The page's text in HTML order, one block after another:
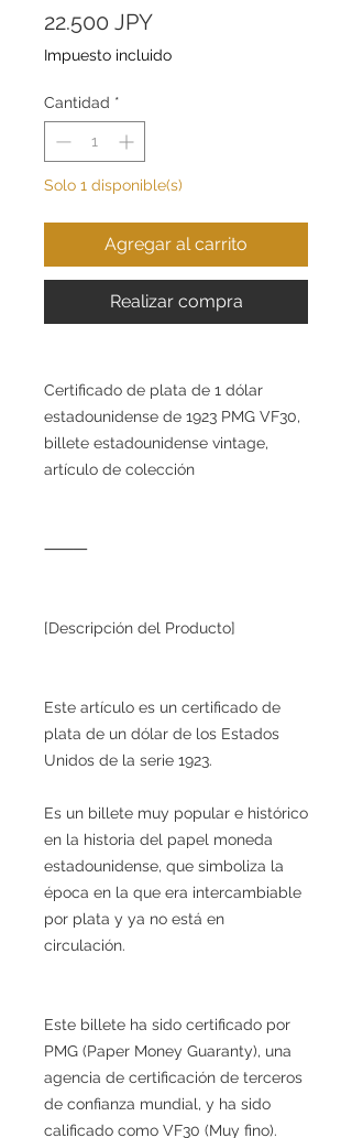
22.500 JPYPrecio
Impuesto incluido
Cantidad *
Solo 1 disponible(s)
Agregar al carrito
Realizar compra
Certificado de plata de 1 dólar
estadounidense de 1923 PMG VF30,
billete estadounidense vintage,
artículo de colección
⸻
[Descripción del Producto]
Este artículo es un certificado de
plata de un dólar de los Estados
Unidos de la serie 1923.
Es un billete muy popular e histórico
en la historia del papel moneda
estadounidense, que simboliza la
época en la que era intercambiable
por plata y ya no está en
circulación.
Este billete ha sido certificado por
PMG (Paper Money Guaranty), una
agencia de certificación de terceros
de confianza mundial, y ha sido
calificado como VF30 (Muy fino).